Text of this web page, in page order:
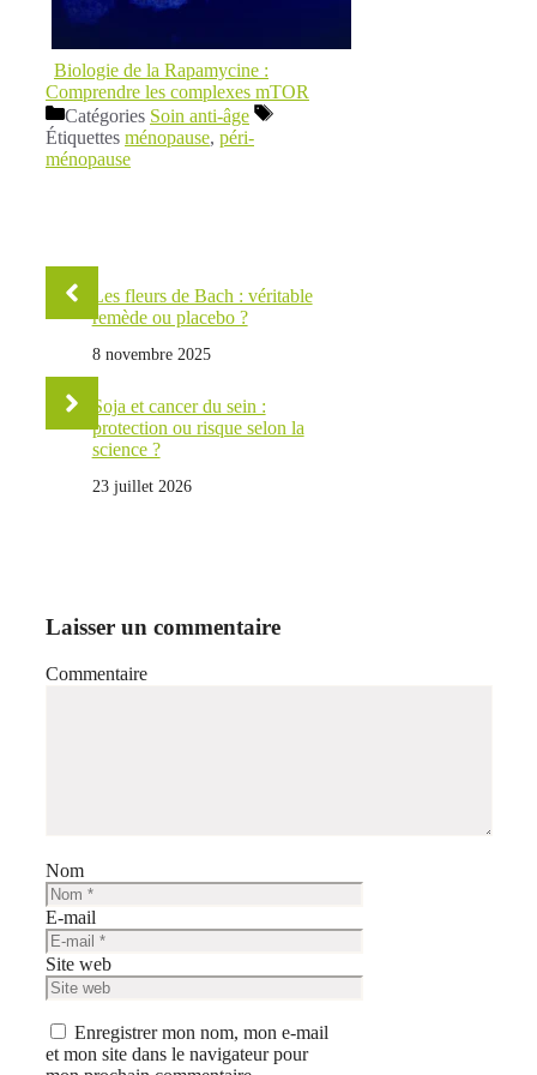
Biologie de la Rapamycine :
Comprendre les complexes mTOR
Catégories Soin anti-âge
Étiquettes ménopause, péri-
ménopause
Les fleurs de Bach : véritable
remède ou placebo ?
8 novembre 2025
Soja et cancer du sein :
protection ou risque selon la
science ?
23 juillet 2026
Laisser un commentaire
Commentaire
Nom
E-mail
Site web
Enregistrer mon nom, mon e-mail
et mon site dans le navigateur pour